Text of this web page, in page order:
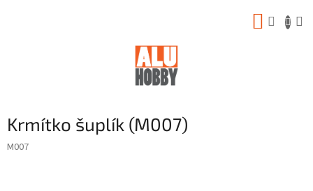
Krmítko šuplík (M007)
M007